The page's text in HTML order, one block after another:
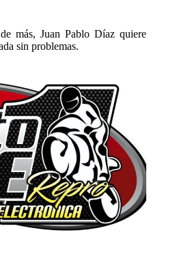
más, Juan Pablo Díaz quiere
sin problemas.